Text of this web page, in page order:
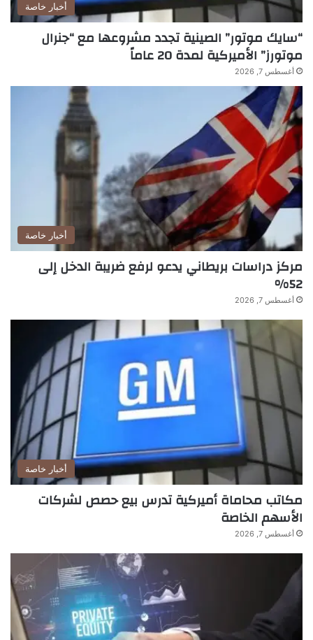
أخبار خاصة
“سايك موتور” الصينية تجدد مشروعها مع “جنرال
موتورز” الأميركية لمدة 20 عاماً
أغسطس 7, 2026
أخبار خاصة
مركز دراسات بريطاني يدعو لرفع ضريبة الدخل إلى
52%
أغسطس 7, 2026
أخبار خاصة
مكاتب محاماة أميركية تدرس بيع حصص لشركات
الأسهم الخاصة
أغسطس 7, 2026